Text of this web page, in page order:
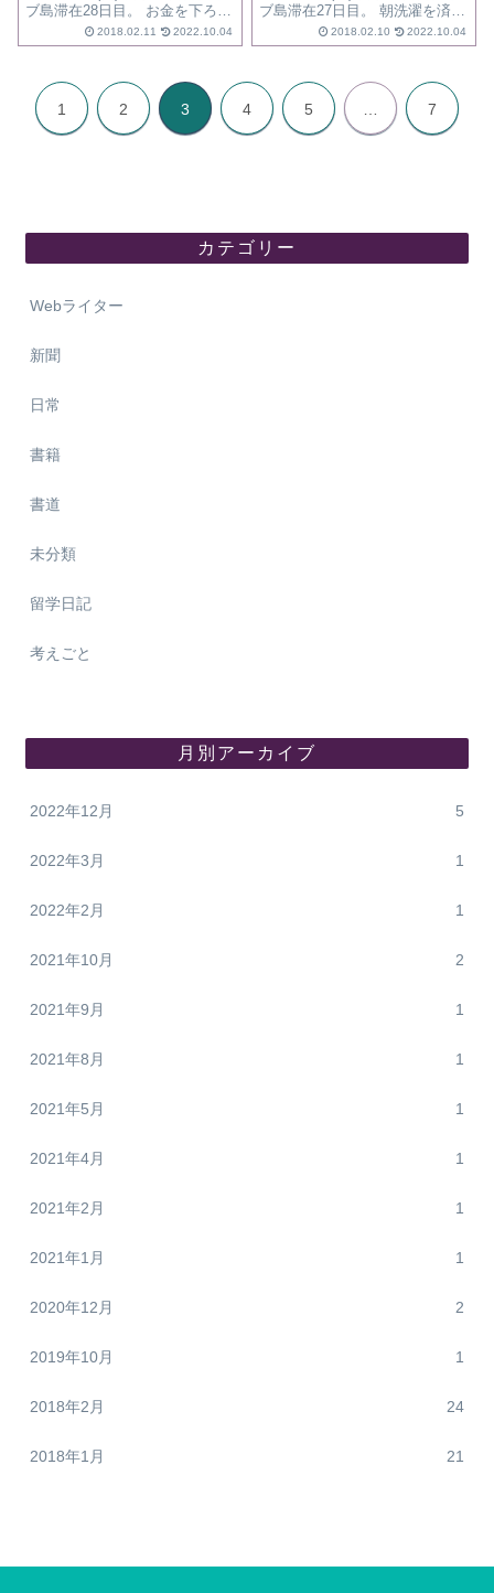
ブ島滞在28日目。 お金を下ろし
にATMへ🏧 え？ え！ お金が出
てこない！！ succeedって出た
近くのガードマンに聞...
2018.02.11 2022.10.04
ブ島滞在27日目。 朝洗濯を済ま
せ、 日用品を買いにJモール
へ。 「ボホール島のはちみつア
ょう😀 さすがフィリピン。 ド
リ...
2018.02.10 2022.10.04
1 2 3 4 5 7
カテゴリー
Webライター
新聞
日常
書籍
書道
未分類
留学日記
考えごと
月別アーカイブ
2022年12月 5
2022年3月 1
2022年2月 1
2021年10月 2
2021年9月 1
2021年8月 1
2021年5月 1
2021年4月 1
2021年2月 1
2021年1月 1
2020年12月 2
2019年10月 1
2018年2月 24
2018年1月 21